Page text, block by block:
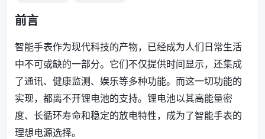
前言
智能手表作为现代科技的产物，已经成为人们日常生活
中不可或缺的一部分。它们不仅提供时间显示，还集成
了通讯、健康监测、娱乐等多种功能。而这一切功能的
实现，都离不开锂电池的支持。锂电池以其高能量密
度、长循环寿命和稳定的放电特性，成为了智能手表的
理想电源选择。